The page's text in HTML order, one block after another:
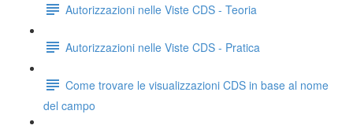
Autorizzazioni nelle Viste CDS - Teoria
Autorizzazioni nelle Viste CDS - Pratica
Come trovare le visualizzazioni CDS in base al nome
del campo